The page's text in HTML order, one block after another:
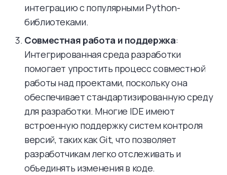
интеграцию с популярными Python-
библиотеками.
Совместная работа и поддержка:
Интегрированная среда разработки
помогает упростить процесс совместной
работы над проектами, поскольку она
обеспечивает стандартизированную среду
для разработки. Многие IDE имеют
встроенную поддержку систем контроля
версий, таких как Git, что позволяет
разработчикам легко отслеживать и
объединять изменения в коде.